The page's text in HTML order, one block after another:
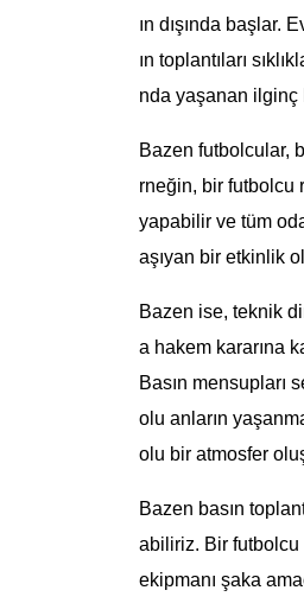
ın dışında başlar.
ın toplantıları
nda yaşanan ilginç
Bazen futbolcular,
rneğin, bir futbolcu
yapabilir ve tüm
aşıyan bir etkinlik
Bazen ise, teknik
a hakem kararına
Basın mensupları
olu anların
olu bir atmosfer
Bazen basın
abiliriz. Bir futbolcu
ekipmanı şaka